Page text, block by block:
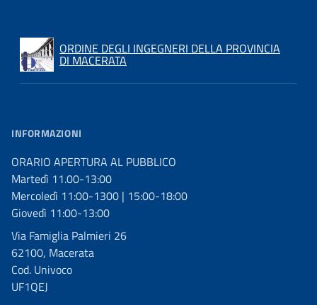
ORDINE DEGLI INGEGNERI DELLA PROVINCIA
DI MACERATA
INFORMAZIONI
ORARIO APERTURA AL PUBBLICO
Martedì 11.00-13:00
Mercoledì 11:00-1300 | 15:00-18:00
Giovedì 11:00-13:00
Via Famiglia Palmieri 26
62100, Macerata
Cod. Univoco
UF1QEJ